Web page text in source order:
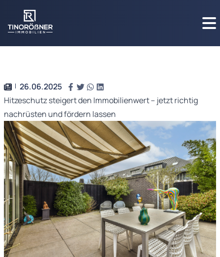
26.06.2025
Hitzeschutz steigert den Immobilienwert – jetzt richtig
nachrüsten und fördern lassen